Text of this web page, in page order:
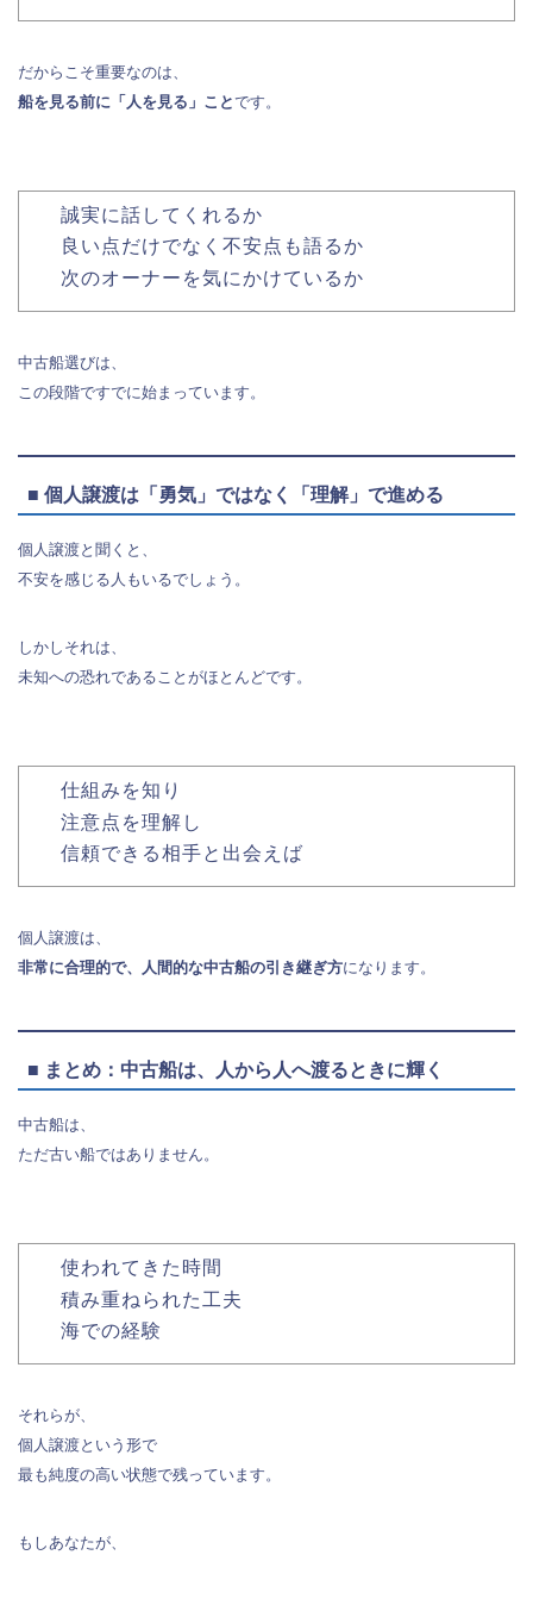
だからこそ重要なのは、
船を見る前に「人を見る」ことです。
誠実に話してくれるか
良い点だけでなく不安点も語るか
次のオーナーを気にかけているか
中古船選びは、
この段階ですでに始まっています。
■ 個人譲渡は「勇気」ではなく「理解」で進める
個人譲渡と聞くと、
不安を感じる人もいるでしょう。
しかしそれは、
未知への恐れであることがほとんどです。
仕組みを知り
注意点を理解し
信頼できる相手と出会えば
個人譲渡は、
非常に合理的で、人間的な中古船の引き継ぎ方になります。
■ まとめ：中古船は、人から人へ渡るときに輝く
中古船は、
ただ古い船ではありません。
使われてきた時間
積み重ねられた工夫
海での経験
それらが、
個人譲渡という形で
最も純度の高い状態で残っています。
もしあなたが、